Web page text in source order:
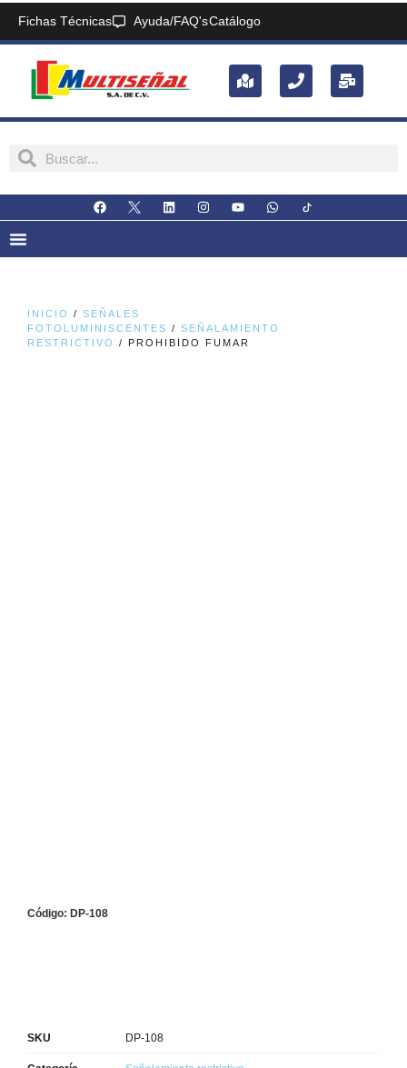
Fichas Técnicas Ayuda/FAQ'sCatálogo
INICIO / SEÑALES
FOTOLUMINISCENTES / SEÑALAMIENTO
RESTRICTIVO
/ PROHIBIDO FUMAR
Código: DP-108
SKU DP-108